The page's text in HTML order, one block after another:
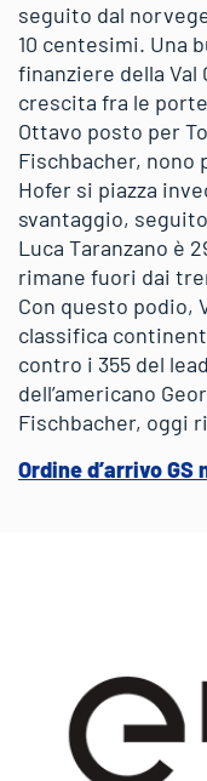
seguito dal
10 centesimi. Una
finanziere della Val
crescita fra le
Ottavo posto per
Fischbacher, nono
Hofer si piazza
svantaggio,
Luca Taranzano è
rimane fuori dai
Con questo podio,
classifica
contro i 355 del
dell’americano
Fischbacher, oggi
Ordine d’arrivo